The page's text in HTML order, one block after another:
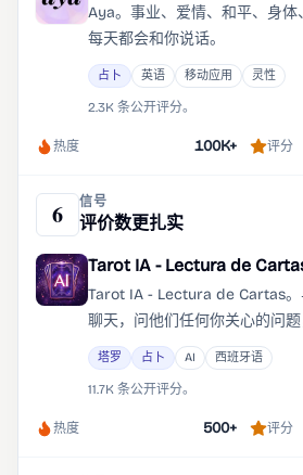
Aya。事业、爱情、和平、身
每天都会和你说话。
占卜 英语 移动应用 灵性
2.3K 条公开评分。
热度 100K+ 评分
6 信号
评价数更扎实
Tarot IA - Lectura de
Tarot IA - Lectura de Cartas
聊天，问他们任何你关心的问
自己感到惊讶。用人工智能个性
塔罗 占卜 AI 西班牙语
11.7K 条公开评分。
热度 500+ 评分